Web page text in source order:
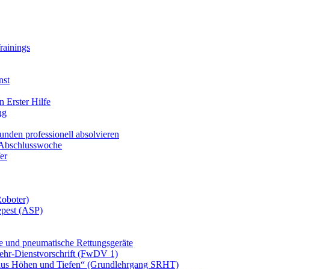
Erster Hilfe
professionell absolvieren
(ASP)
und pneumatische Rettungsgeräte
Dienstvorschrift (FwDV 1)
Höhen und Tiefen“ (Grundlehrgang SRHT)